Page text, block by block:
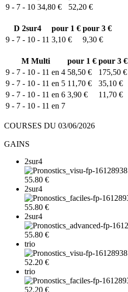
9 - 7 - 10 34,80 € 52,20 €
D 2sur4 pour 1 € pour 3 €
9 - 7 - 10 - 11 3,10 € 9,30 €
MMulti pour 1 € pour 3 €
9 - 7 - 10 - 11 en 4 58,50 €
175,50 €
9 - 7 - 10 - 11 en 5 11,70 €
35,10 €
9 - 7 - 10 - 11 en 6 3,90 €
11,70 €
9 - 7 - 10 - 11 en 7
COURSES DU 03/06/2026
GAINS
2sur4
55.80 €
2sur4
55.80 €
2sur4
55.80 €
trio
52.20 €
trio
52.20 €